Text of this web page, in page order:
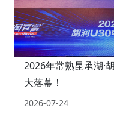
2026年常熟昆承湖·
大落幕！
2026-07-24